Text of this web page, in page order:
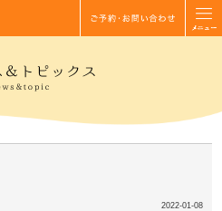
2022-01-08